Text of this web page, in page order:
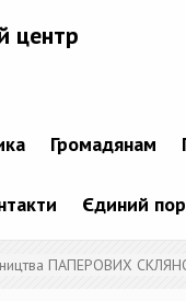
центр
Громадянам
Єдиний
ПАПЕРОВИХ